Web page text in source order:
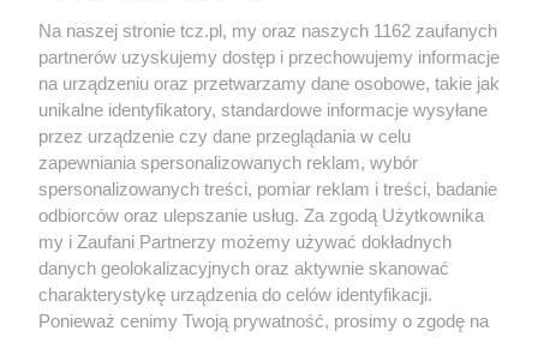
O FIRMIE POLITYKA PRYWATNOŚCI HOSTING
REKLAMA WSPÓŁPRACA RSS FACEBOOK KONTAKT
Nasze serwisy
Aktualności
Tcz24
Muzyka i kultura
Archiwum wydarzeń
Na naszej stronie tcz.pl, my oraz naszych 1162 zaufanych
partnerów uzyskujemy dostęp i przechowujemy informacje
na urządzeniu oraz przetwarzamy dane osobowe, takie jak
unikalne identyfikatory, standardowe informacje wysyłane
przez urządzenie czy dane przeglądania w celu
zapewniania spersonalizowanych reklam, wybór
spersonalizowanych treści, pomiar reklam i treści, badanie
odbiorców oraz ulepszanie usług. Za zgodą Użytkownika
my i Zaufani Partnerzy możemy używać dokładnych
danych geolokalizacyjnych oraz aktywnie skanować
charakterystykę urządzenia do celów identyfikacji.
Ponieważ cenimy Twoją prywatność, prosimy o zgodę na